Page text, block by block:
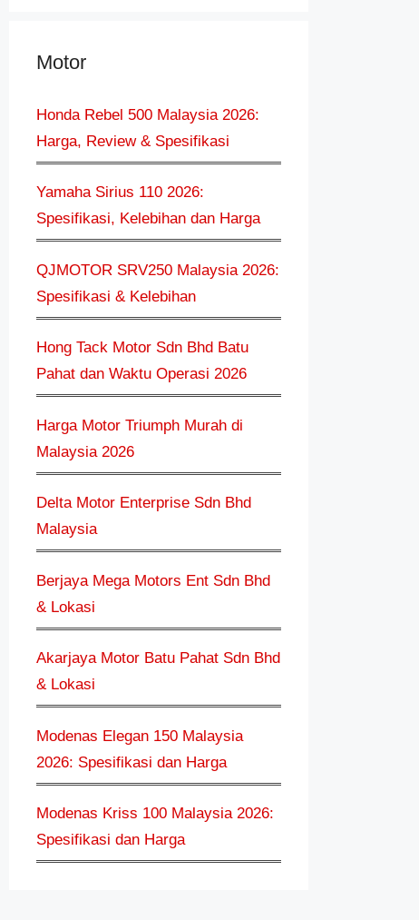
Motor
Honda Rebel 500 Malaysia 2026:
Harga, Review & Spesifikasi
Yamaha Sirius 110 2026:
Spesifikasi, Kelebihan dan Harga
QJMOTOR SRV250 Malaysia 2026:
Spesifikasi & Kelebihan
Hong Tack Motor Sdn Bhd Batu
Pahat dan Waktu Operasi 2026
Harga Motor Triumph Murah di
Malaysia 2026
Delta Motor Enterprise Sdn Bhd
Malaysia
Berjaya Mega Motors Ent Sdn Bhd
& Lokasi
Akarjaya Motor Batu Pahat Sdn Bhd
& Lokasi
Modenas Elegan 150 Malaysia
2026: Spesifikasi dan Harga
Modenas Kriss 100 Malaysia 2026:
Spesifikasi dan Harga